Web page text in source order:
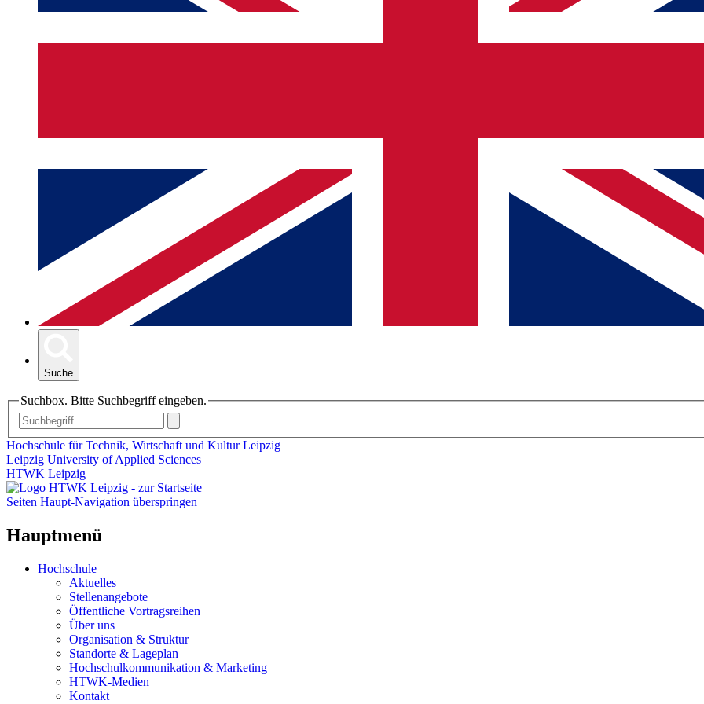
Suche
Suchbox. Bitte Suchbegriff eingeben.
Hochschule für Technik, Wirtschaft und Kultur Leipzig
Leipzig University of Applied Sciences
HTWK Leipzig
Seiten Haupt-Navigation überspringen
Hauptmenü
Hochschule
Aktuelles
Stellenangebote
Öffentliche Vortragsreihen
Über uns
Organisation & Struktur
Standorte & Lageplan
Hochschulkommunikation & Marketing
HTWK-Medien
Kontakt